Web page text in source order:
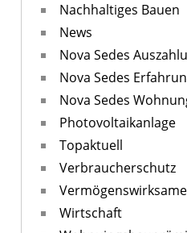
Nachhaltiges Bauen
News
Nova Sedes
Nova Sedes
Nova Sedes
Photovoltaikanlage
Topaktuell
Verbraucherschutz
Wirtschaft